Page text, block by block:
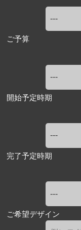
ご予算
開始予定時期
完了予定時期
ご希望デザイン